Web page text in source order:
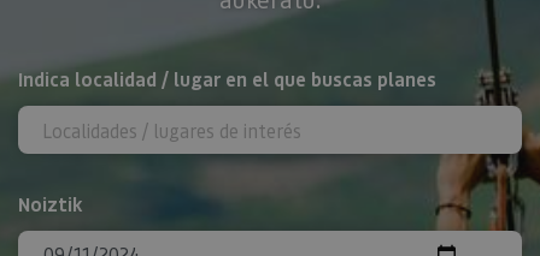
BILATU
Indica localidad / lugar en el que buscas planes
Noiztik